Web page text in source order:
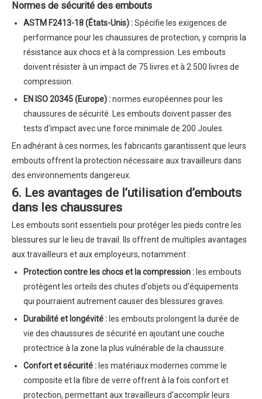
Normes de sécurité des embouts
ASTM F2413-18 (États-Unis) :Spécifie les exigences de
performance pour les chaussures de protection, y compris la
résistance aux chocs et à la compression. Les embouts
doivent résister à un impact de 75 livres et à 2 500 livres de
compression.
EN ISO 20345 (Europe) :normes européennes pour les
chaussures de sécurité. Les embouts doivent passer des
tests d'impact avec une force minimale de 200 Joules.
En adhérant à ces normes, les fabricants garantissent que leurs
embouts offrent la protection nécessaire aux travailleurs dans
des environnements dangereux.
6. Les avantages de l’utilisation d’embouts
dans les chaussures
Les embouts sont essentiels pour protéger les pieds contre les
blessures sur le lieu de travail. Ils offrent de multiples avantages
aux travailleurs et aux employeurs, notamment :
Protection contre les chocs et la compression : les embouts
protègent les orteils des chutes d'objets ou d'équipements
qui pourraient autrement causer des blessures graves.
Durabilité et longévité : les embouts prolongent la durée de
vie des chaussures de sécurité en ajoutant une couche
protectrice à la zone la plus vulnérable de la chaussure.
Confort et sécurité : les matériaux modernes comme le
composite et la fibre de verre offrent à la fois confort et
protection, permettant aux travailleurs d'accomplir leurs